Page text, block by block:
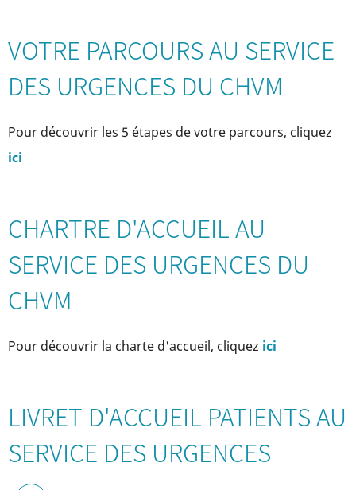
VOTRE PARCOURS AU SERVICE
DES URGENCES DU CHVM
Pour découvrir les 5 étapes de votre parcours, cliquez
ici
CHARTRE D'ACCUEIL AU
SERVICE DES URGENCES DU
CHVM
Pour découvrir la charte d'accueil, cliquez ici
LIVRET D'ACCUEIL PATIENTS AU
SERVICE DES URGENCES